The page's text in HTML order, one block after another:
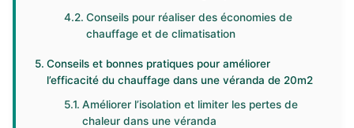
Conseils pour réaliser des économies de
chauffage et de climatisation
Conseils et bonnes pratiques pour améliorer
l’efficacité du chauffage dans une véranda de 20m2
Améliorer l’isolation et limiter les pertes de
chaleur dans une véranda